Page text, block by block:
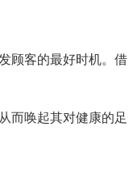
顾客的最好时机。借
而唤起其对健康的足